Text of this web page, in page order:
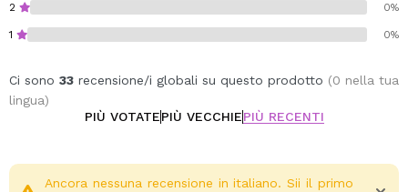
2 0%
1 0%
Ci sono 33 recensione/i globali su questo prodotto (0 nella tua
lingua)
PIÙ VOTATEPIÙ VECCHIEPIÙ RECENTI
Ancora nessuna recensione in italiano. Sii il primo